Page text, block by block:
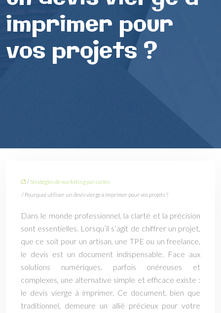
imprimer pour
vos projets ?
/ Stratégies de marketing par cartes
/ Pourquoi utiliser un devis vierge à imprimer pour vos projets ?
Dans le monde professionnel, la clarté et la précision
sont essentielles. Lorsqu’il s’agit de chiffrer un projet,
que ce soit pour un artisan, une TPE ou un freelance,
le devis est un document indispensable. Face aux
solutions numériques, parfois onéreuses et
complexes, une alternative simple et efficace existe :
le devis vierge à imprimer. Ce document, bien que
traditionnel, demeure un allié précieux pour votre